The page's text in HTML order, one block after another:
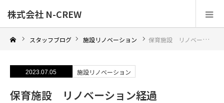
株式会社 N-CREW
スタッフブログ 施設リノベーション 保育施設 リノベーション経過
2023.07.05 施設リノベーション
保育施設 リノベーション経過